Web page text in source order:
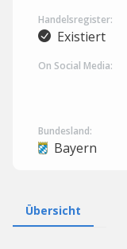
Handelsregister:
Existiert
On Social Media:
Bundesland:
Bayern
Übersicht